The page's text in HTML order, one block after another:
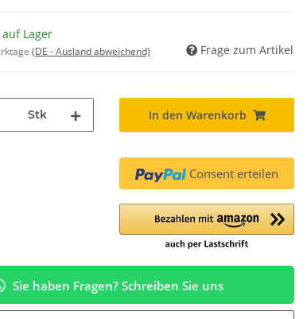
Lager
(DE - Ausland abweichend) Frage zum Artikel
Stk In den Warenkorb
Consent erteilen
Sie haben Fragen? Schreiben Sie uns